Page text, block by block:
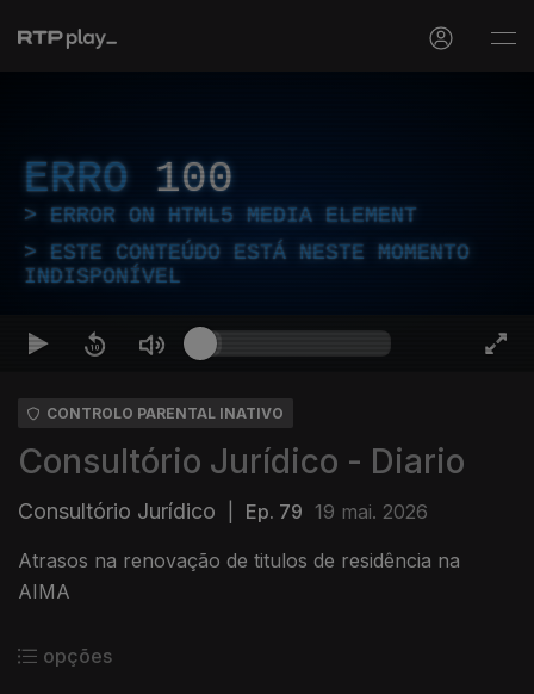
ERRO 100
ERROR ON HTML5 MEDIA ELEMENT
ESTE CONTEÚDO ESTÁ NESTE MOMENTO
INDISPONÍVEL
CONTROLO PARENTAL INATIVO
Consultório Jurídico - Diario
Consultório Jurídico Ep. 79 19 mai. 2026
Atrasos na renovação de titulos de residência na
AIMA
opções